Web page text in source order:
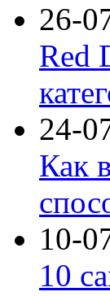
26-
Red
24-
Как
10-
10